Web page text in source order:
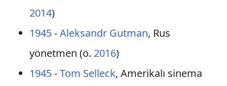
2014)
1945-Aleksandr Gutman, Rus
yönetmen (ö. 2016)
1945-Tom Selleck, Amerikalı sinema